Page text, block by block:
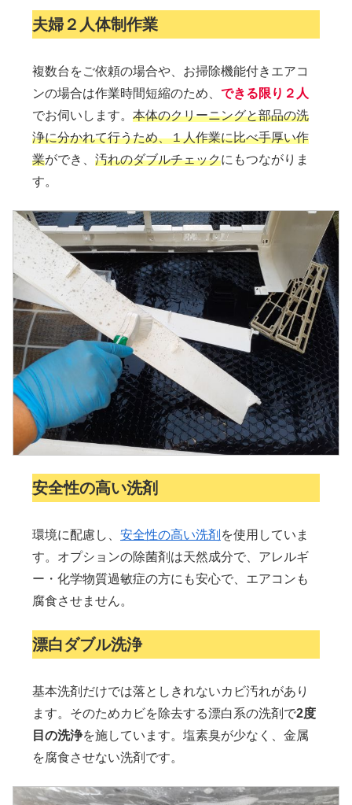
夫婦 ２人体制作業
複数台をご依頼の場合や、お掃除機能付きエアコ
ンの場合は作業時間短縮のため、 できる限り２人
でお伺いします。 本体のクリーニングと部品の洗
浄に分かれて行うため、１人作業に比べ手厚い作
業ができ、 汚れのダブルチェックにもつながりま
す。
安全性の高い洗剤
環境に配慮し、 安全性の高い洗剤 を使用していま
す。オプションの除菌剤は天然成分で、アレルギ
ー・化学物質過敏症の方にも安心で、エアコンも
腐食させません。
漂白ダブル洗浄
基本洗剤だけでは落としきれないカビ汚れがあり
ます。そのためカビを除去する漂白系の洗剤で2度
目の洗浄を施しています。塩素臭が少なく、金属
を腐食させない洗剤です。